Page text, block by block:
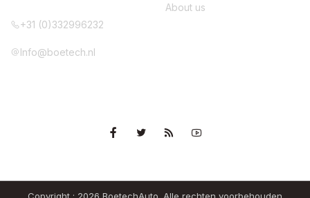
+31 (0)332996232
Info@boetech.nl
About us